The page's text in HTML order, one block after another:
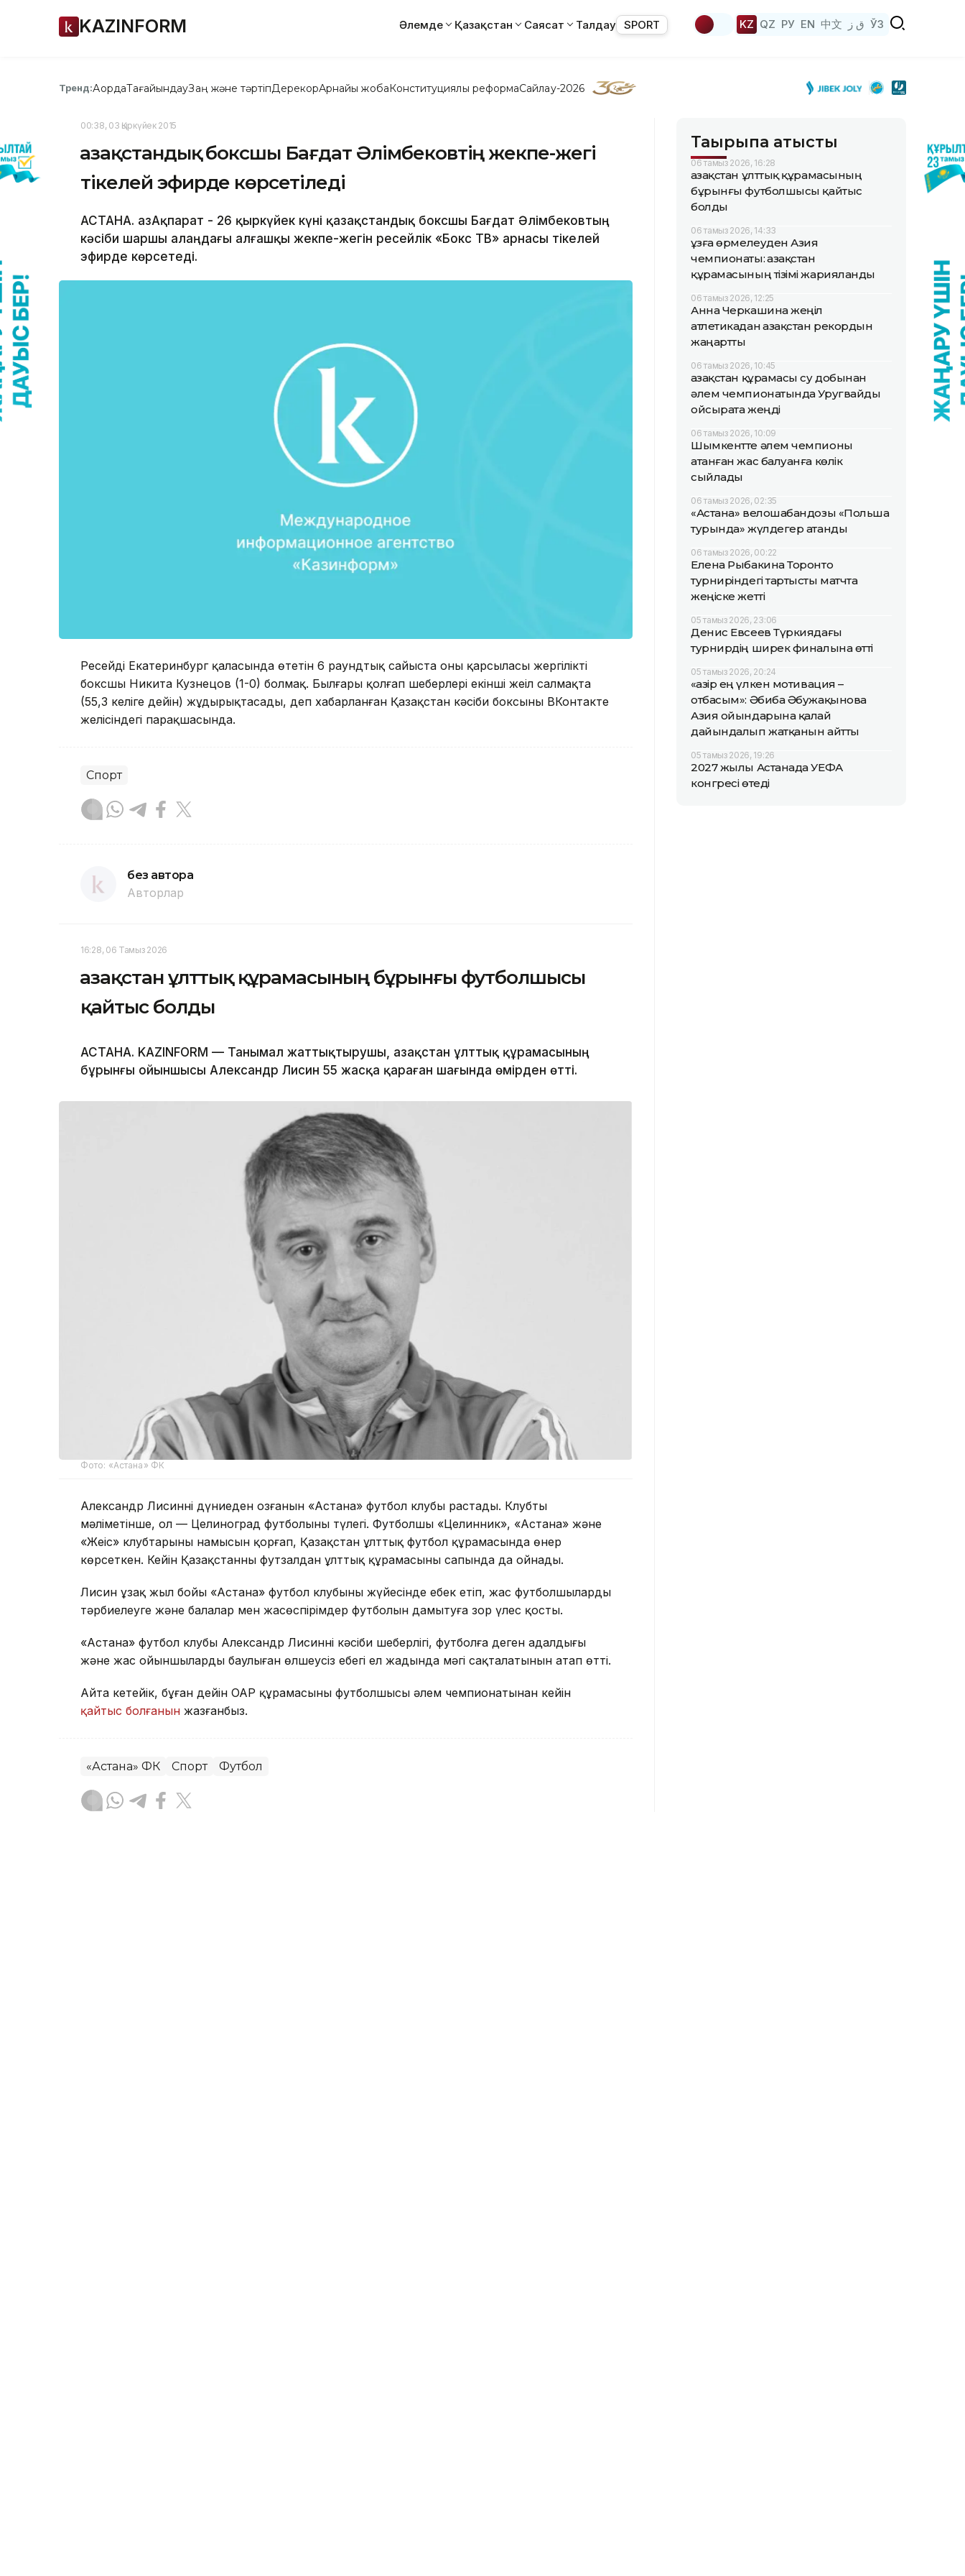
KAZINFORM Әлемде Қазақстан Саясат Талдау SPORT KZ QZ РУ EN 中文 ق ز ЎЗ
Тренд:АқордаТағайындауЗаң және тәртіпДерекқорАрнайы жобаКонституциялық реформаСайлау-2026
00:38, 03 Қыркүйек 2015
Қазақстандық боксшы Бағдат Әлімбековтің жекпе-жегі
тікелей эфирде көрсетіледі
АСТАНА. ҚазАқпарат - 26 қыркүйек күні қазақстандық боксшы Бағдат Әлімбековтың
кәсіби шаршы алаңдағы алғашқы жекпе-жегін ресейлік «Бокс ТВ» арнасы тікелей
эфирде көрсетеді.
Ресейдің Екатеринбург қаласында өтетін 6 раундтық сайыста оның қарсыласы жергілікті
боксшы Никита Кузнецов (1-0) болмақ. Былғары қолғап шеберлері екінші жеңіл салмақта
(55,3 келіге дейін) жұдырықтасады, деп хабарланған Қазақстан кәсіби боксының ВКонтакте
желісіндегі парақшасында.
Спорт
без автора
Авторлар
16:28, 06 Тамыз 2026
Қазақстан ұлттық құрамасының бұрынғы футболшысы
қайтыс болды
АСТАНА. KAZINFORM — Танымал жаттықтырушы, Қазақстан ұлттық құрамасының
бұрынғы ойыншысы Александр Лисин 55 жасқа қараған шағында өмірден өтті.
Фото: «Астана» ФК
Александр Лисиннің дүниеден озғанын «Астана» футбол клубы растады. Клубтың
мәліметінше, ол — Целиноград футболының түлегі. Футболшы «Целинник», «Астана» және
«Жеңіс» клубтарының намысын қорғап, Қазақстан ұлттық футбол құрамасында өнер
көрсеткен. Кейін Қазақстанның футзалдан ұлттық құрамасының сапында да ойнады.
Лисин ұзақ жыл бойы «Астана» футбол клубының жүйесінде еңбек етіп, жас футболшыларды
тәрбиелеуге және балалар мен жасөспірімдер футболын дамытуға зор үлес қосты.
«Астана» футбол клубы Александр Лисиннің кәсіби шеберлігі, футболға деген адалдығы
және жас ойыншыларды баулыған өлшеусіз еңбегі ел жадында мәңгі сақталатынын атап өтті.
Айта кетейік, бұған дейін ОАР құрамасының футболшысы әлем чемпионатынан кейін
қайтыс болғанын жазғанбыз.
«Астана» ФК Спорт Футбол
Тақырыпқа қатысты
06 тамыз 2026, 16:28
Қазақстан ұлттық құрамасының
бұрынғы футболшысы қайтыс
болды
06 тамыз 2026, 14:33
Құзға өрмелеуден Азия
чемпионаты: Қазақстан
құрамасының тізімі жарияланды
06 тамыз 2026, 12:25
Анна Черкашина жеңіл
атлетикадан Қазақстан рекордын
жаңартты
06 тамыз 2026, 10:45
Қазақстан құрамасы су добынан
әлем чемпионатында Уругвайды
ойсырата жеңді
06 тамыз 2026, 10:09
Шымкентте әлем чемпионы
атанған жас балуанға көлік
сыйлады
06 тамыз 2026, 02:35
«Астана» велошабандозы «Польша
турында» жүлдегер атанды
06 тамыз 2026, 00:22
Елена Рыбакина Торонто
турниріндегі тартысты матчта
жеңіске жетті
05 тамыз 2026, 23:06
Денис Евсеев Түркиядағы
турнирдің ширек финалына өтті
05 тамыз 2026, 20:24
«Қазір ең үлкен мотивация –
отбасым»: Әбиба Әбужақынова
Азия ойындарына қалай
дайындалып жатқанын айтты
05 тамыз 2026, 19:26
2027 жылы Астанада УЕФА
конгресі өтеді